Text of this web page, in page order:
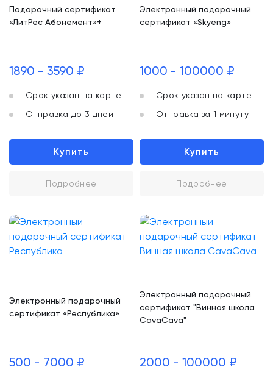
Подарочный сертификат
«ЛитРес Абонемент»+
1890 - 3590 ₽
Срок указан на карте
Отправка до 3 дней
Купить
Подробнее
Электронный подарочный
сертификат «Skyeng»
1000 - 100000 ₽
Срок указан на карте
Отправка за 1 минуту
Купить
Подробнее
Электронный подарочный
сертификат «Республика»
500 - 7000 ₽
Электронный подарочный
сертификат "Винная школа
CavaCava"
2000 - 100000 ₽